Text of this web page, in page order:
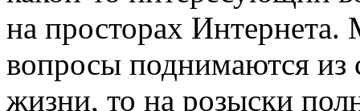
на просторах Интернета.
вопросы поднимаются из
жизни, то на розыски